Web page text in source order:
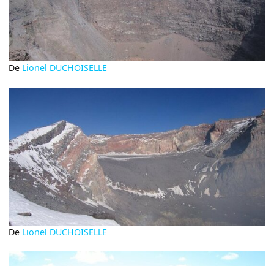
De Lionel DUCHOISELLE
De Lionel DUCHOISELLE